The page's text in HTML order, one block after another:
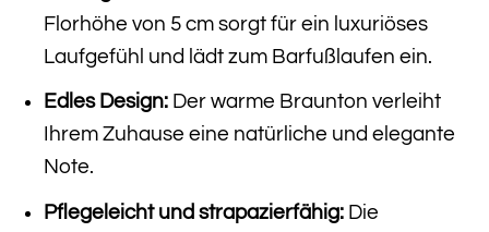
Florhöhe von 5 cm sorgt für ein luxuriöses
Laufgefühl und lädt zum Barfußlaufen ein.
Edles Design:Der warme Braunton verleiht
Ihrem Zuhause eine natürliche und elegante
Note.
Pflegeleicht und strapazierfähig:Die